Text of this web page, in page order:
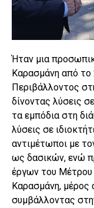
Ήταν μια
Καρασμάνη από
Περιβάλλοντος
δίνοντας λύσεις
τα εμπόδια στη
λύσεις σε
αντιμέτωποι με
ως δασικών, ενώ
έργων του Μέτρου
Καρασμάνη, μέρος
συμβάλλοντας